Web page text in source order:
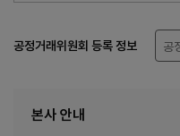
공정거래위원회 등록 정보 공
본사 안내